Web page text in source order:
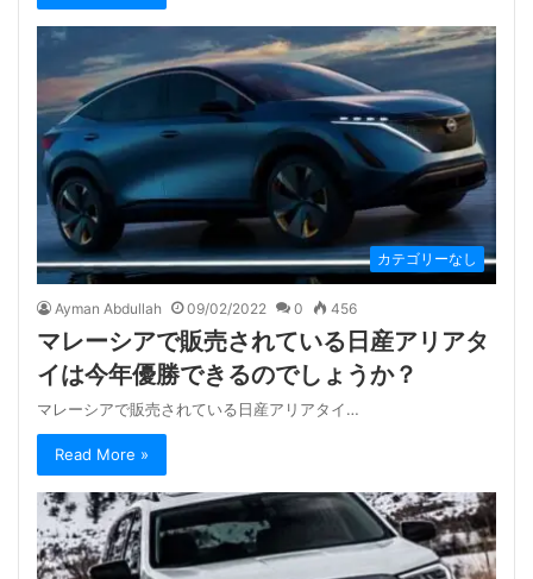
カテゴリーなし
Ayman Abdullah 09/02/2022 0 456
マレーシアで販売されている日産アリアタ
イは今年優勝できるのでしょうか？
マレーシアで販売されている日産アリアタイ…
Read More »